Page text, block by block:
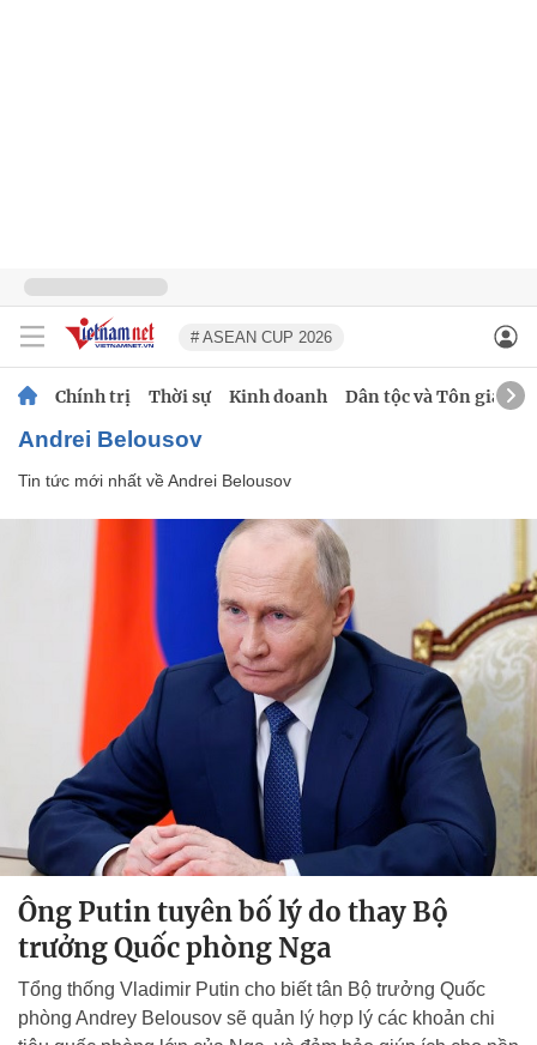
# ASEAN CUP 2026
Chính trị Thời sự Kinh doanh Dân tộc và Tôn giáo
Andrei Belousov
Tin tức mới nhất vềAndrei Belousov
Ông Putin tuyên bố lý do thay Bộ
trưởng Quốc phòng Nga
Tổng thống Vladimir Putin cho biết tân Bộ trưởng Quốc
phòng Andrey Belousov sẽ quản lý hợp lý các khoản chi